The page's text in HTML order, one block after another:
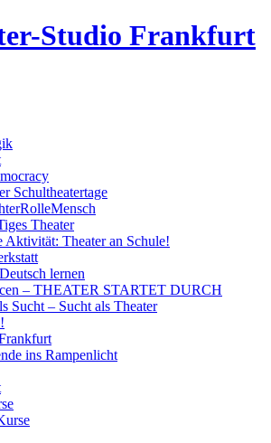
Studio Frankfurt
Schultheatertage
Theater
Aktivität: Theater an Schule!
lernen
– THEATER STARTET DURCH
Sucht – Sucht als Theater
ins Rampenlicht